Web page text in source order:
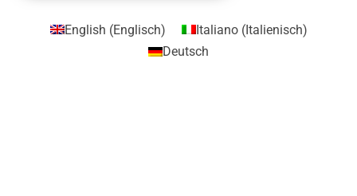
English (Englisch) Italiano(Italienisch)
Deutsch